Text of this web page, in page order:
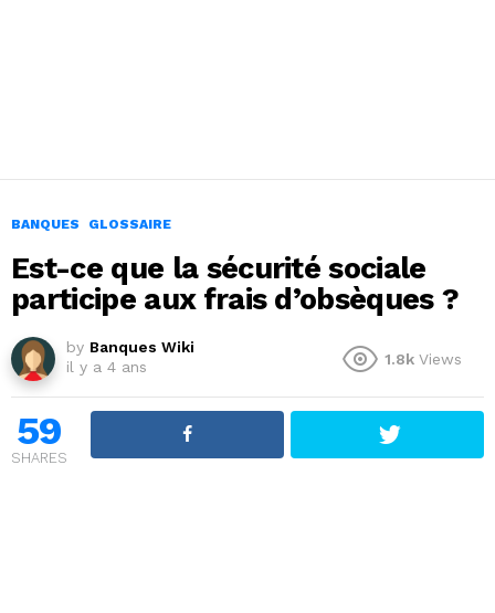
BANQUES GLOSSAIRE
Est-ce que la sécurité sociale
participe aux frais d’obsèques ?
by Banques Wiki
il y a 4 ans
1.8k Views
59
SHARES